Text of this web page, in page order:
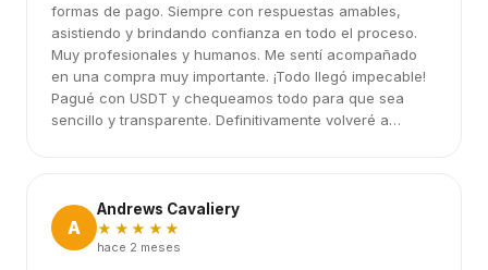
formas de pago. Siempre con respuestas amables,
asistiendo y brindando confianza en todo el proceso.
Muy profesionales y humanos. Me sentí acompañado
en una compra muy importante. ¡Todo llegó impecable!
Pagué con USDT y chequeamos todo para que sea
sencillo y transparente. Definitivamente volveré a
A
Andrews Cavaliery
★★★★★
hace 2 meses